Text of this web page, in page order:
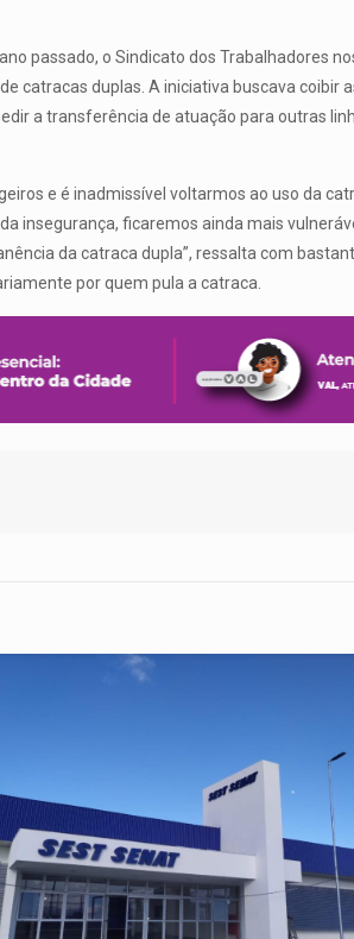
passado, o Sindicato dos Trabalhadores
catracas duplas. A iniciativa buscava
a transferência de atuação para outras
e é inadmissível voltarmos ao uso da
insegurança, ficaremos ainda mais
da catraca dupla”, ressalta com
por quem pula a catraca.